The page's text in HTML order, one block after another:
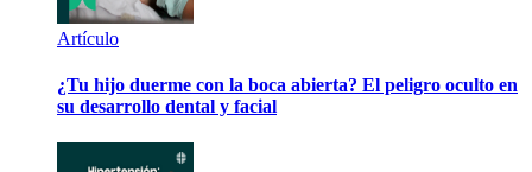
Artículo
¿Tu hijo duerme con la boca abierta? El peligro oculto en
su desarrollo dental y facial